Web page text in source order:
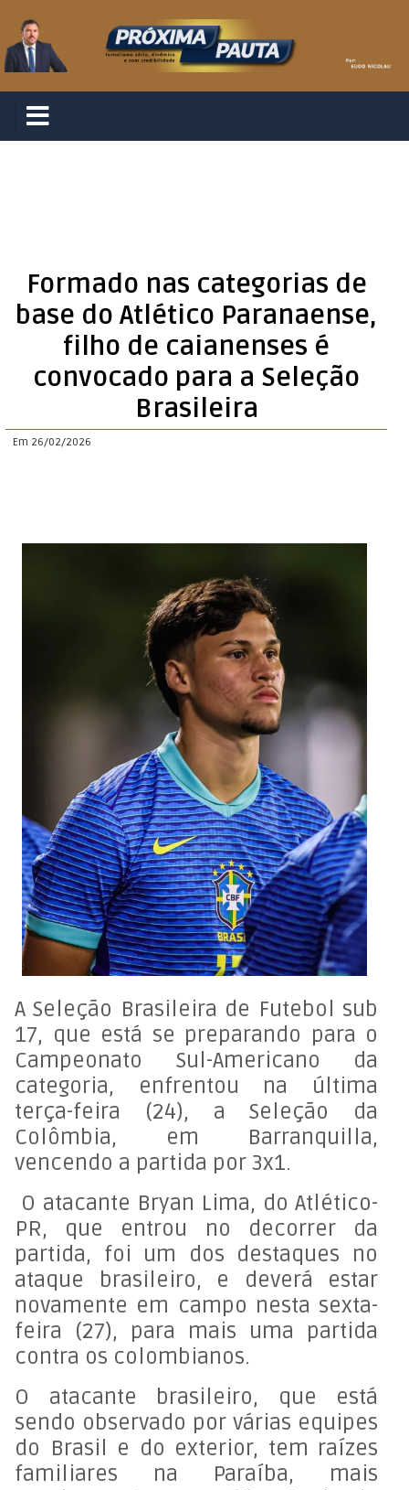
Formado nas categorias de
base do Atlético Paranaense,
filho de caianenses é
convocado para a Seleção
Brasileira
Em 26/02/2026
A Seleção Brasileira de Futebol sub
17, que está se preparando para o
Campeonato Sul-Americano da
categoria, enfrentou na última
terça-feira (24), a Seleção da
Colômbia, em Barranquilla,
vencendo a partida por 3x1.
O atacante Bryan Lima, do Atlético-
PR, que entrou no decorrer da
partida, foi um dos destaques no
ataque brasileiro, e deverá estar
novamente em campo nesta sexta-
feira (27), para mais uma partida
contra os colombianos.
O atacante brasileiro, que está
sendo observado por várias equipes
do Brasil e do exterior, tem raízes
familiares na Paraíba, mais